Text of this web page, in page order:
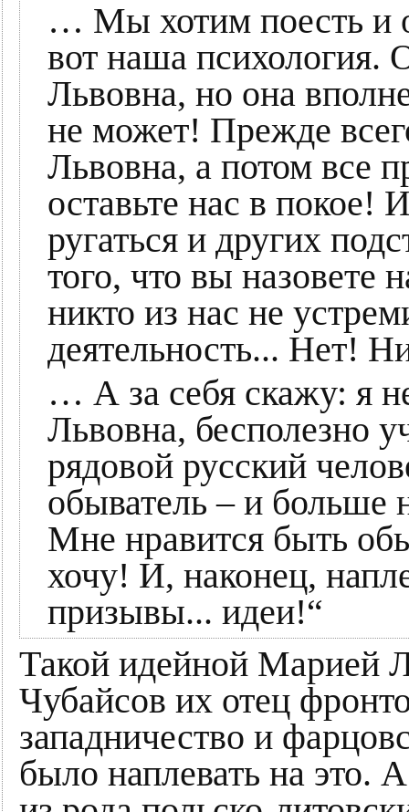
… Мы хотим поесть и
вот наша психология.
Львовна, но она
не может! Прежде
Львовна, а потом все
оставьте нас в покое!
ругаться и других
того, что вы назовете
никто из нас не
деятельность... Нет!
… А за себя скажу: я
Львовна, бесполезно
рядовой русский
обыватель – и больше
Мне нравится быть
хочу! И, наконец,
призывы... идеи!“
Такой идейной Марией
Чубайсов их отец
западничество и
было наплевать на это.